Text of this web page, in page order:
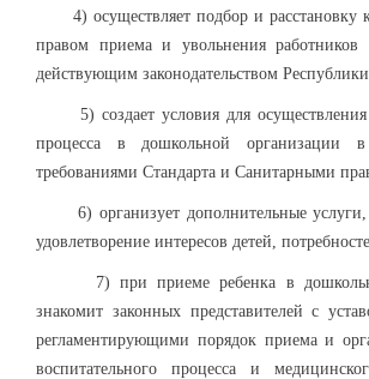
4) осуществляет подбор и расстановку
правом приема и увольнения работников
действующим законодательством
5) создает условия для осуществления
процесса в дошкольной организации в
требованиями Стандарта и Санитарными
6) организует дополнительные услуги,
удовлетворение интересов детей,
7) при приеме ребенка в
знакомит законных представителей с
регламентирующими порядок приема и
воспитательного процесса и